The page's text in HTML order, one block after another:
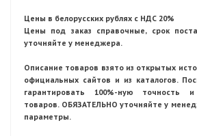
Цены в белорусских рублях с НДС 20%
Цены под заказ справочные, срок
уточняйте у менеджера.
Описание товаров взято из открытых
официальных сайтов и из каталогов.
гарантировать 100%-ную точность
товаров. ОБЯЗАТЕЛЬНО уточняйте у
параметры.